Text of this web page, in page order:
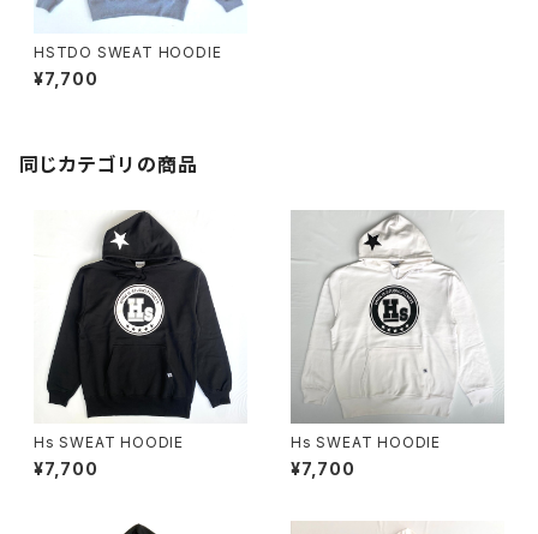
HSTDO SWEAT HOODIE
¥7,700
同じカテゴリの商品
Hs SWEAT HOODIE
¥7,700
Hs SWEAT HOODIE
¥7,700